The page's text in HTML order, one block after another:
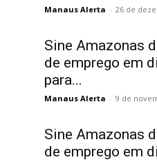
Manaus Alerta - 26 de
Sine Amazonas
de emprego em
para...
Manaus Alerta - 9 de
Sine Amazonas
de emprego em